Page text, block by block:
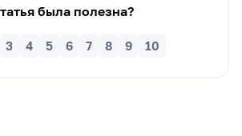
была полезна?
10
9
8
7
6
5
4
3